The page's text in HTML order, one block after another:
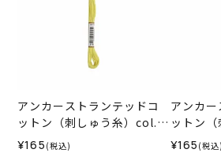
アンカーストランテッドコ
ットン（刺しゅう糸）col.0
278
¥165 (税込)
アンカ
ットン
03
¥165 (税込)